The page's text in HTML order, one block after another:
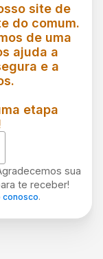
site de
do comum.
de uma
ajuda a
e a
etapa
sua
te receber!
conosco.